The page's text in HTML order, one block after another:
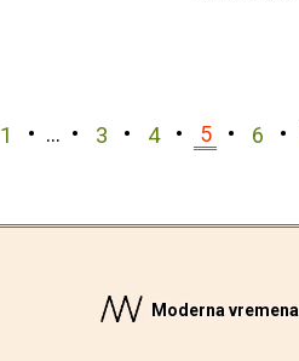
1 … 3 4 5 6
Moderna vremena